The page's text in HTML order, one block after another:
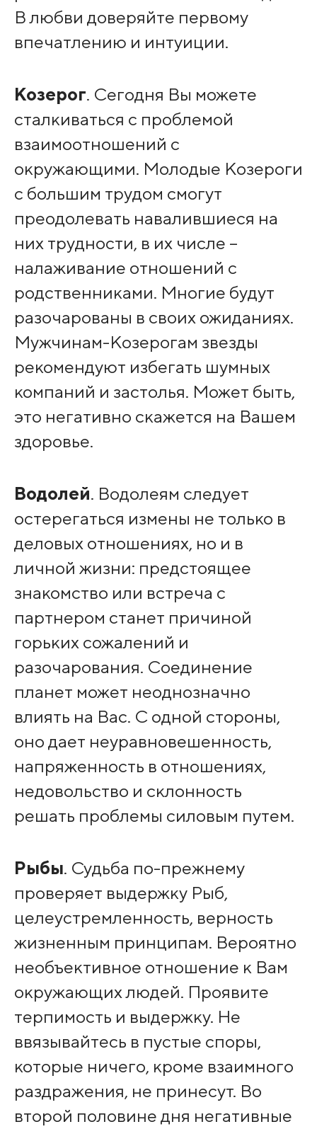
В любви доверяйте первому
впечатлению и интуиции.
Козерог. Сегодня Вы можете
сталкиваться с проблемой
взаимоотношений с
окружающими. Молодые Козероги
с большим трудом смогут
преодолевать навалившиеся на
них трудности, в их числе –
налаживание отношений с
родственниками. Многие будут
разочарованы в своих ожиданиях.
Мужчинам-Козерогам звезды
рекомендуют избегать шумных
компаний и застолья. Может быть,
это негативно скажется на Вашем
здоровье.
Водолей. Водолеям следует
остерегаться измены не только в
деловых отношениях, но и в
личной жизни: предстоящее
знакомство или встреча с
партнером станет причиной
горьких сожалений и
разочарования. Соединение
планет может неоднозначно
влиять на Вас. С одной стороны,
оно дает неуравновешенность,
напряженность в отношениях,
недовольство и склонность
решать проблемы силовым путем.
Рыбы. Судьба по-прежнему
проверяет выдержку Рыб,
целеустремленность, верность
жизненным принципам. Вероятно
необъективное отношение к Вам
окружающих людей. Проявите
терпимость и выдержку. Не
ввязывайтесь в пустые споры,
которые ничего, кроме взаимного
раздражения, не принесут. Во
второй половине дня негативные